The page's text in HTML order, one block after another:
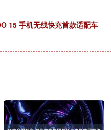
15 手机无线快充首款适配车